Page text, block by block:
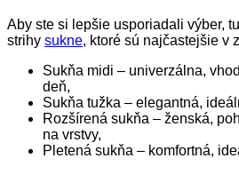
Aby ste si lepšie usporiadali výber,
strihy sukne, ktoré sú najčastejšie v
Sukňa midi – univerzálna,
deň,
Sukňa tužka – elegantná,
Rozšírená sukňa – ženská,
na vrstvy,
Pletená sukňa – komfortná,